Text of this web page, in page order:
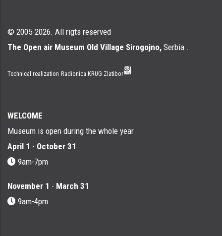
© 2005-2026. All rigts reserved
The Open air Museum Old Village Sirogojno, Serbia .
Technical realization Radionica KRUG Zlatibor
WELCOME
Museum is open during the whole year
April 1 - October 31
9am-7pm
November 1 - March 31
9am-4pm